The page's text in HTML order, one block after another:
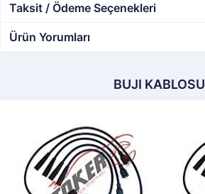
Taksit / Ödeme Seçenekleri
Ürün Yorumları
BUJI KABLOSU